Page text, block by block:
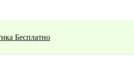
Бесплатно